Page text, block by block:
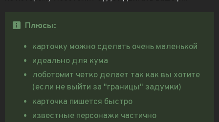
Плюсы:
карточку можно сделать очень маленькой
идеально для кума
лоботомит четко делает так как вы хотите
(если не выйти за "границы" задумки)
карточка пишется быстро
известные персонажи частично